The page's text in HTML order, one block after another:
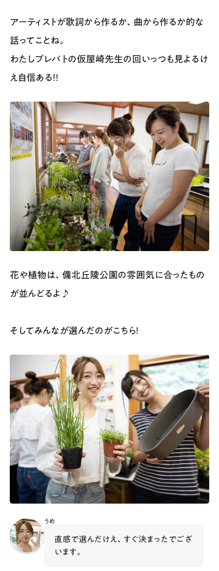
アーティストが歌詞から作るか、曲から作るか的な
話ってことね。
わたしプレバトの仮屋崎先生の回いっつも見よるけ
え自信ある！！
花や植物は、備北丘陵公園の雰囲気に合ったもの
が並んどるよ♪
そしてみんなが選んだのがこちら！
うめ
直感で選んだけえ、すぐ決まったでござ
います。